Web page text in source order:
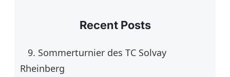
Recent Posts
9. Sommerturnier des TC Solvay
Rheinberg